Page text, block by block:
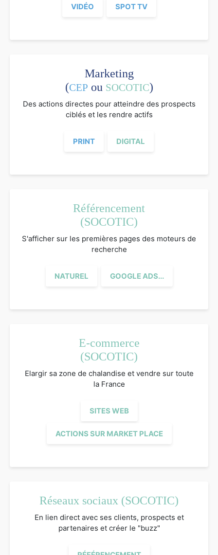
VIDÉO SPOT TV
Marketing
(CEP ou SOCOTIC)
Des actions directes pour atteindre des prospects
ciblés et les rendre actifs
PRINT DIGITAL
Référencement
(SOCOTIC)
S'afficher sur les premières pages des moteurs de
recherche
NATUREL GOOGLE ADS...
E-commerce
(SOCOTIC)
Elargir sa zone de chalandise et vendre sur toute
la France
SITES WEB
ACTIONS SUR MARKET PLACE
Réseaux sociaux (SOCOTIC)
En lien direct avec ses clients, prospects et
partenaires et créer le "buzz"